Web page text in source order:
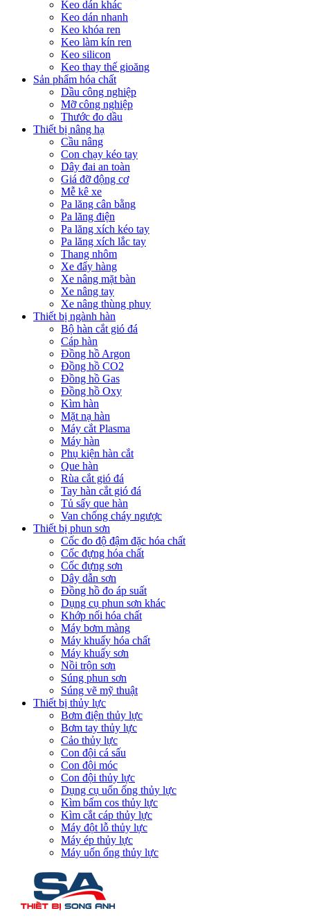
Keo dán khác
Keo dán nhanh
Keo khóa ren
Keo làm kín ren
Keo silicon
Keo thay thế gioăng
Sản phẩm hóa chất
Dầu công nghiệp
Mỡ công nghiệp
Thước đo dầu
Thiết bị nâng hạ
Cầu nâng
Con chạy kéo tay
Dây đai an toàn
Giá đỡ động cơ
Mễ kê xe
Pa lăng cân bằng
Pa lăng điện
Pa lăng xích kéo tay
Pa lăng xích lắc tay
Thang nhôm
Xe đẩy hàng
Xe nâng mặt bàn
Xe nâng tay
Xe nâng thùng phuy
Thiết bị ngành hàn
Bộ hàn cắt gió đá
Cáp hàn
Đồng hồ Argon
Đồng hồ CO2
Đồng hồ Gas
Đồng hồ Oxy
Kìm hàn
Mặt nạ hàn
Máy cắt Plasma
Máy hàn
Phụ kiện hàn cắt
Que hàn
Rùa cắt gió đá
Tay hàn cắt gió đá
Tủ sấy que hàn
Van chống cháy ngược
Thiết bị phun sơn
Cốc đo độ đậm đặc hóa chất
Cốc đựng hóa chất
Cốc đựng sơn
Dây dẫn sơn
Đồng hồ đo áp suất
Dụng cụ phun sơn khác
Khớp nối hóa chất
Máy bơm màng
Máy khuấy hóa chất
Máy khuấy sơn
Nồi trộn sơn
Súng phun sơn
Súng vẽ mỹ thuật
Thiết bị thủy lực
Bơm điện thủy lực
Bơm tay thủy lực
Cảo thủy lực
Con đội cá sấu
Con đội móc
Con đội thủy lực
Dụng cụ uốn ống thủy lực
Kìm bấm cos thủy lực
Kìm cắt cáp thủy lực
Máy đột lỗ thủy lực
Máy ép thủy lực
Máy uốn ống thủy lực